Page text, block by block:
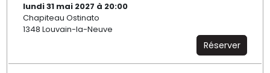
lundi 31 mai 2027 à 20:00
Chapiteau Ostinato
1348 Louvain-la-Neuve
Réserver